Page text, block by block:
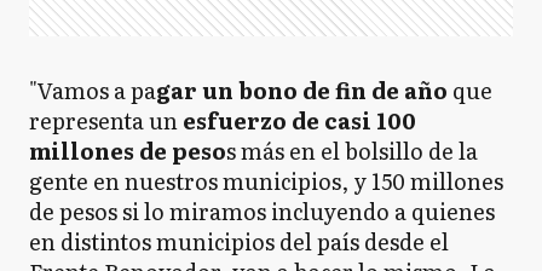
"Vamos a pagar un bono de fin de año que
representa unesfuerzo de casi 100
millones de pesos más en el bolsillo de la
gente en nuestros municipios, y 150 millones
de pesos si lo miramos incluyendo a quienes
en distintos municipios del país desde el